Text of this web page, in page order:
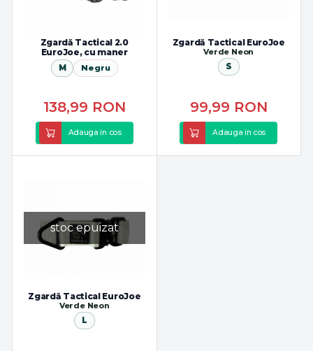
Zgardă Tactical 2.0
EuroJoe, cu maner
M Negru
138,99 RON
Adauga in cos
Zgardă Tactical EuroJoe
Verde Neon
S
99,99 RON
Adauga in cos
stoc epuizat
Zgardă Tactical EuroJoe
Verde Neon
L